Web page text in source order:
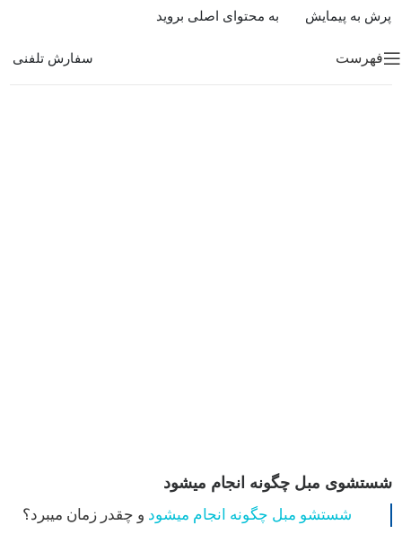
پرش به پیمایش به محتوای اصلی بروید
فهرست سفارش تلفنی
شستشوی مبل چگونه انجام میشود
شستشو مبل چگونه انجام میشود و چقدر زمان میبرد؟